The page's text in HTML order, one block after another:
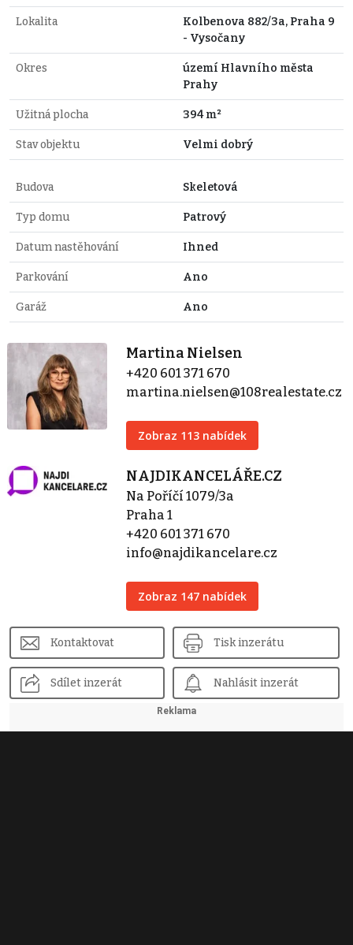
Lokalita
Kolbenova 882/3a, Praha 9
- Vysočany
Okres
území Hlavního města
Prahy
Užitná plocha 394 m²
Stav objektu Velmi dobrý
Budova Skeletová
Typ domu Patrový
Datum nastěhování Ihned
Parkování Ano
Garáž Ano
Martina Nielsen
+420 601 371 670
martina.nielsen@108realestate.cz
Zobraz 113 nabídek
NAJDIKANCELÁŘE.CZ
Na Poříčí 1079/3a
Praha 1
+420 601 371 670
info@najdikancelare.cz
Zobraz 147 nabídek
Kontaktovat Tisk inzerátu
Sdílet inzerát Nahlásit inzerát